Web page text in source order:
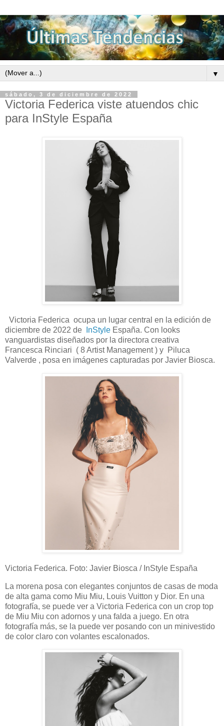
▼
sábado, 3 de diciembre de 2022
Victoria Federica viste atuendos chic
para InStyle España
Victoria Federica ocupa un lugar central en la edición de
diciembre de 2022 de
InStyle España. Con looks
vanguardistas diseñados por la directora creativa
Francesca Rinciari ( 8 Artist Management ) y Piluca
Valverde , posa en imágenes capturadas por Javier Biosca.
Victoria Federica. Foto: Javier Biosca / InStyle España
La morena posa con elegantes conjuntos de casas de moda
de alta gama como Miu Miu, Louis Vuitton y Dior. En una
fotografía, se puede ver a Victoria Federica con un crop top
de Miu Miu con adornos y una falda a juego. En otra
fotografía más, se la puede ver posando con un minivestido
de color claro con volantes escalonados.